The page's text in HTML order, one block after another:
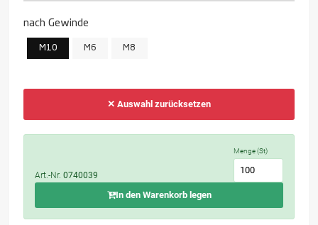
nach Gewinde
M10 M6 M8
✕ Auswahl zurücksetzen
Art.-Nr.0740039
Menge (St)
In den Warenkorb legen